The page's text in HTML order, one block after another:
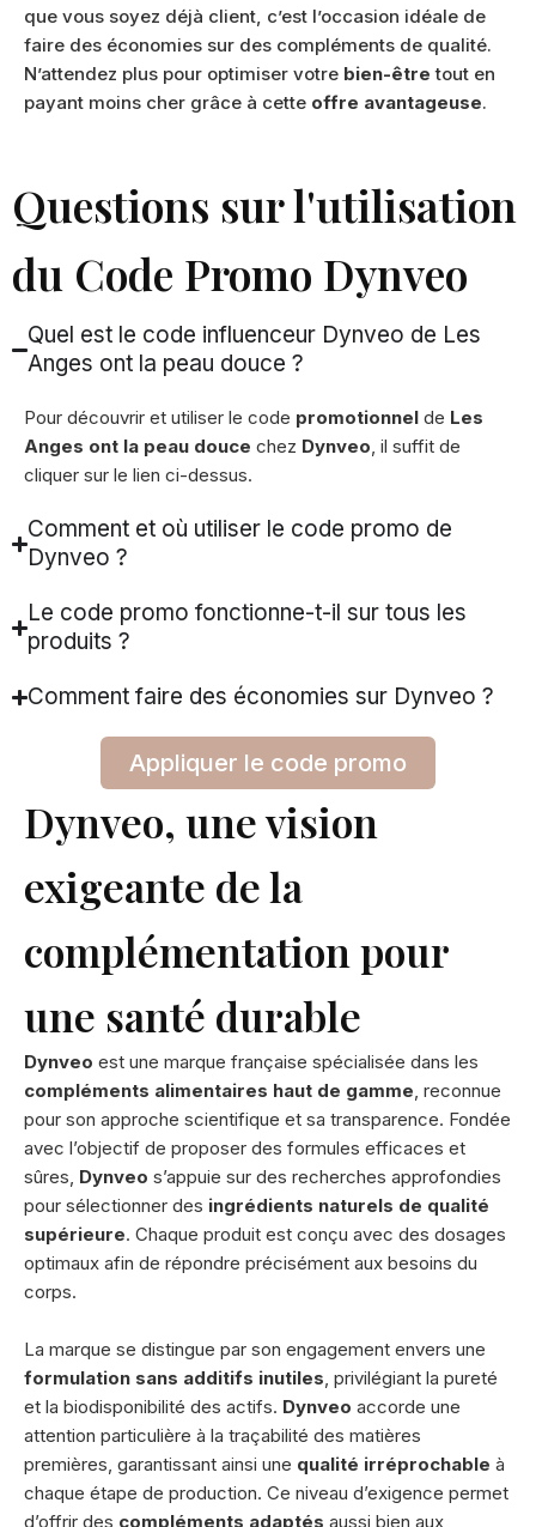
que vous soyez déjà client, c’est l’occasion idéale de
faire des économies sur des compléments de qualité.
N’attendez plus pour optimiser votre bien-être tout en
payant moins cher grâce à cette offre avantageuse.
Questions sur l'utilisation
du Code Promo Dynveo
Quel est le code influenceur Dynveo de Les
Anges ont la peau douce ?
Pour découvrir et utiliser le code promotionnel de Les
Anges ont la peau douce chez Dynveo, il suffit de
cliquer sur le lien ci-dessus.
Comment et où utiliser le code promo de
Dynveo ?
Le code promo fonctionne-t-il sur tous les
produits ?
Comment faire des économies sur Dynveo ?
Appliquer le code promo
Dynveo, une vision
exigeante de la
complémentation pour
une santé durable
Dynveo est une marque française spécialisée dans les
compléments alimentaires haut de gamme, reconnue
pour son approche scientifique et sa transparence. Fondée
avec l’objectif de proposer des formules efficaces et
sûres, Dynveo s’appuie sur des recherches approfondies
pour sélectionner des ingrédients naturels de qualité
supérieure. Chaque produit est conçu avec des dosages
optimaux afin de répondre précisément aux besoins du
corps.
La marque se distingue par son engagement envers une
formulation sans additifs inutiles, privilégiant la pureté
et la biodisponibilité des actifs. Dynveo accorde une
attention particulière à la traçabilité des matières
premières, garantissant ainsi une qualité irréprochable à
chaque étape de production. Ce niveau d’exigence permet
d’offrir des compléments adaptés aussi bien aux